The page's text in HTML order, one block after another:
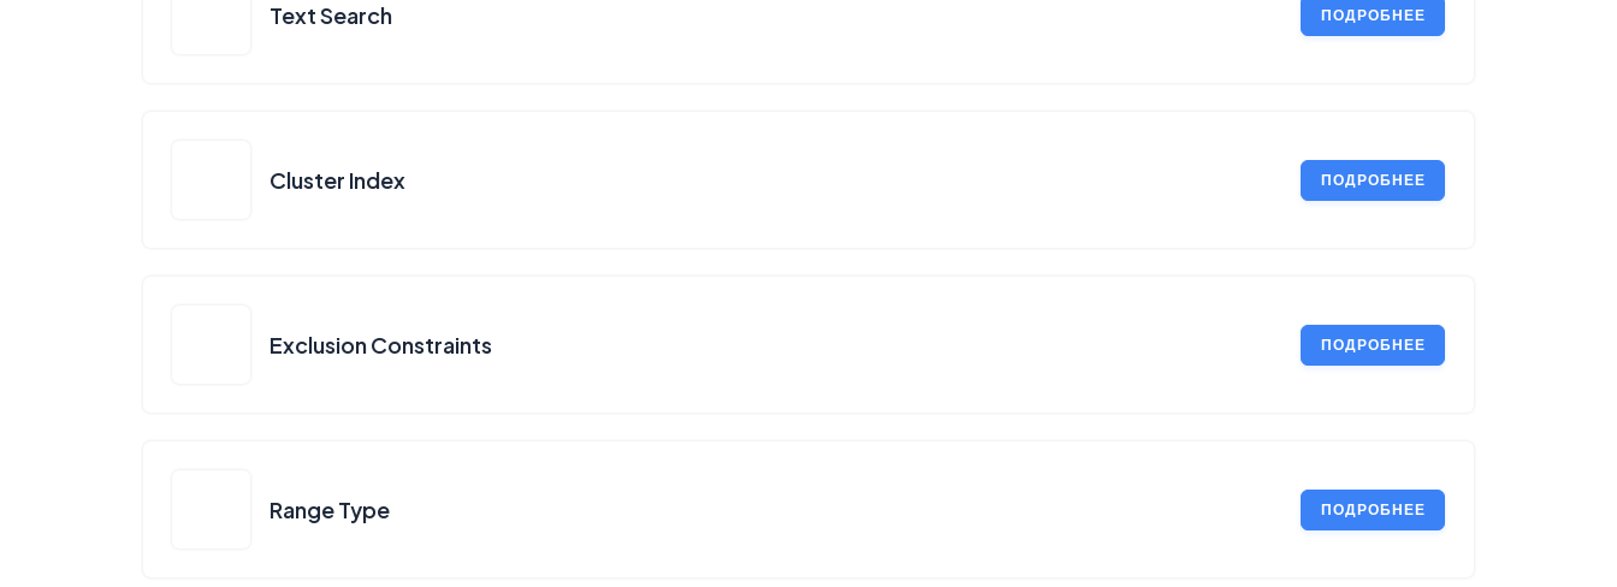
Text Search ПОДРОБНЕЕ
Cluster Index ПОДРОБНЕЕ
Exclusion Constraints ПОДРОБНЕЕ
Range Type ПОДРОБНЕЕ